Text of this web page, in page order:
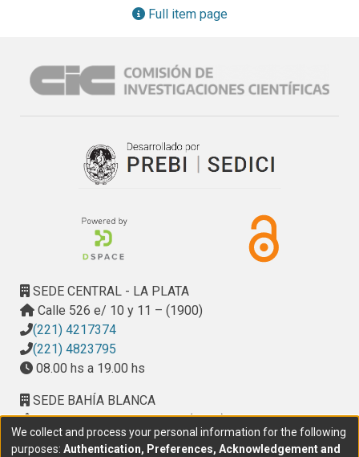
Full item page
SEDE CENTRAL - LA PLATA
Calle 526 e/ 10 y 11 – (1900)
(221) 4217374
(221) 4823795
08.00 hs a 19.00 hs
SEDE BAHÍA BLANCA
Calle Ciudad de Cali 320 – (8000). Universidad
Provincial del Sudoeste (UPSO)
We collect and process your personal information for the following
purposes: Authentication, Preferences, Acknowledgement and